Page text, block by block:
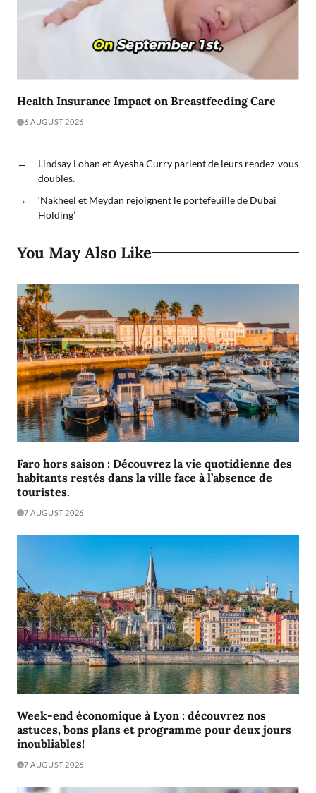
Health Insurance Impact on Breastfeeding Care
6 AUGUST 2026
←
Lindsay Lohan et Ayesha Curry parlent de leurs rendez-vous
doubles.
→
‘Nakheel et Meydan rejoignent le portefeuille de Dubai
Holding’
You May Also Like
Faro hors saison : Découvrez la vie quotidienne des
habitants restés dans la ville face à l’absence de
touristes.
7 AUGUST 2026
Week-end économique à Lyon : découvrez nos
astuces, bons plans et programme pour deux jours
inoubliables!
7 AUGUST 2026